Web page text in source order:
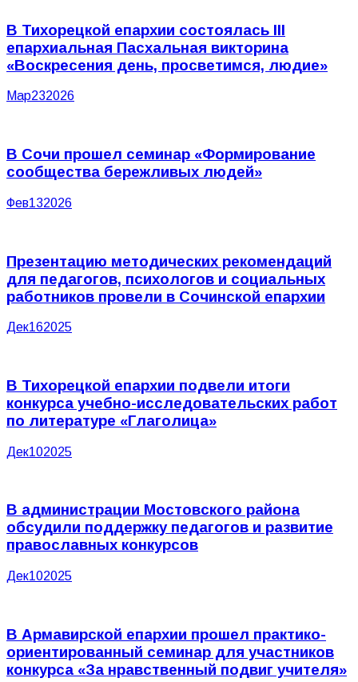
В Тихорецкой епархии состоялась III
епархиальная Пасхальная викторина
«Воскресения день, просветимся, людие»
Мар232026
В Сочи прошел семинар «Формирование
сообщества бережливых людей»
Фев132026
Презентацию методических рекомендаций
для педагогов, психологов и социальных
работников провели в Сочинской епархии
Дек162025
В Тихорецкой епархии подвели итоги
конкурса учебно-исследовательских работ
по литературе «Глаголица»
Дек102025
В администрации Мостовского района
обсудили поддержку педагогов и развитие
православных конкурсов
Дек102025
В Армавирской епархии прошел практико-
ориентированный семинар для участников
конкурса «За нравственный подвиг учителя»